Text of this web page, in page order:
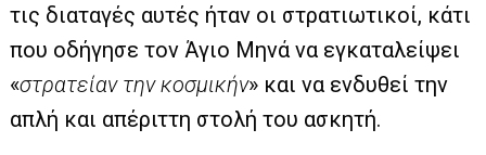
τις διαταγές αυτές ήταν οι στρατιωτικοί, κάτι
που οδήγησε τον Άγιο Μηνά να εγκαταλείψει
«στρατείαν την κοσμικήν» και να ενδυθεί την
απλή και απέριττη στολή του ασκητή.